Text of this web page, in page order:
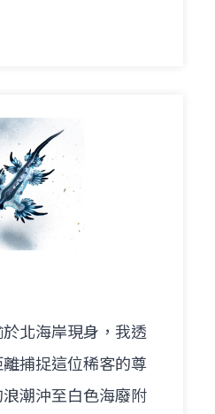
北海岸現身，我透
捕捉這位稀客的尊
潮沖至白色海廢附